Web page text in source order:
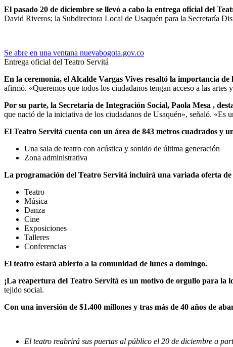
El pasado 20 de diciembre se llevó a cabo la entrega oficial del
David Riveros; la Subdirectora Local de Usaquén para la Secretaría
Se abre en una ventana nuevabogota.gov.co
Entrega oficial del Teatro Servitá
En la ceremonia, el Alcalde Vargas Vives resaltó la importancia
afirmó. «Queremos que todos los ciudadanos tengan acceso a las
Por su parte, la Secretaria de Integración Social, Paola Mesa ,
que nació de la iniciativa de los ciudadanos de Usaquén», señaló. «Es
El Teatro Servitá cuenta con un área de 843 metros cuadrados y
Una sala de teatro con acústica y sonido de última generación
Zona administrativa
La programación del Teatro Servitá incluirá una variada oferta de
Teatro
Música
Danza
Cine
Exposiciones
Talleres
Conferencias
El teatro estará abierto a la comunidad de lunes a domingo.
¡La reapertura del Teatro Servitá es un motivo de orgullo para la
tejido social.
Con una inversión de $1.400 millones y tras más de 40 años de
El teatro reabrirá sus puertas al público el 20 de diciembre a